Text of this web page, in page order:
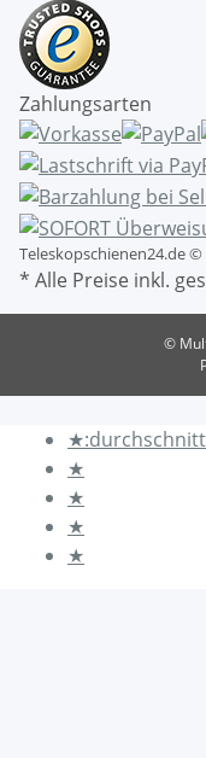
Zahlungsarten
Teleskopschienen24.de ©
* Alle Preise inkl.
©
★
★
★
★
★